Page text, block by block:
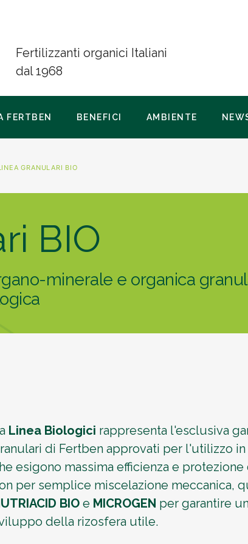
Fertilizzanti organici Italiani
dal 1968
FERTBEN BENEFICI AMBIENTE
GRANULARI BIO
BIO
minerale e organica
Linea Biologici rappresenta l'esclusiva
di Fertben approvati per l'utilizzo
esigono massima efficienza e
per semplice miscelazione meccanica,
BIO e MICROGEN per garantire
della rizosfera utile.